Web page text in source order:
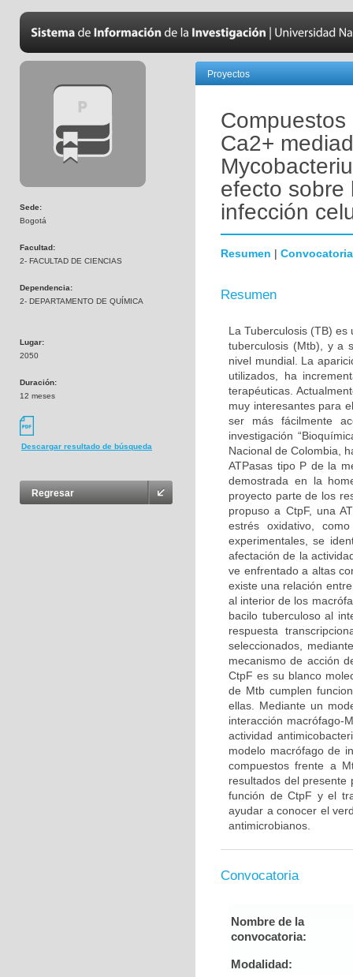
Sede:
Bogotá
Facultad:
2- FACULTAD DE CIENCIAS
Dependencia:
2- DEPARTAMENTO DE QUÍMICA
Lugar:
2050
Duración:
12 meses
Descargar resultado de búsqueda
Regresar
Proyectos
Ca2+
efecto sobre
infección
Resumen | Convocatoria
Resumen
La Tuberculosis (TB)
tuberculosis (Mtb), y a
nivel mundial. La
utilizados, ha
terapéuticas.
muy interesantes para
ser más fácilmente
investigación
Nacional de Colombia,
ATPasas tipo P de la
demostrada en la
proyecto parte de los
propuso a CtpF, una
estrés oxidativo,
experimentales, se
afectación de la
ve enfrentado a altas
existe una relación
al interior de los
bacilo tuberculoso al
respuesta
seleccionados,
mecanismo de acción
CtpF es su blanco
de Mtb cumplen
ellas. Mediante un
interacción macrófago-
actividad
modelo macrófago de
compuestos frente a
resultados del presente
función de CtpF y el
ayudar a conocer el
antimicrobianos.
Convocatoria
Nombre de la
convocatoria:
Modalidad: